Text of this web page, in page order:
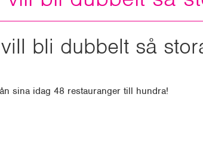
bli dubbelt så
sina idag 48 restauranger till hundra!